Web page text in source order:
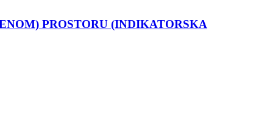
PROSTORU (INDIKATORSKA